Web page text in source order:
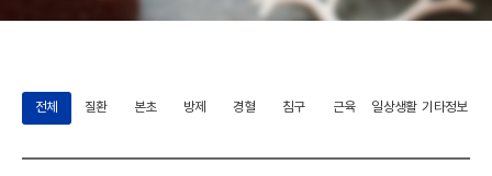
전체 질환 본초 방제 경혈 침구 근육 일상생활 기타정보